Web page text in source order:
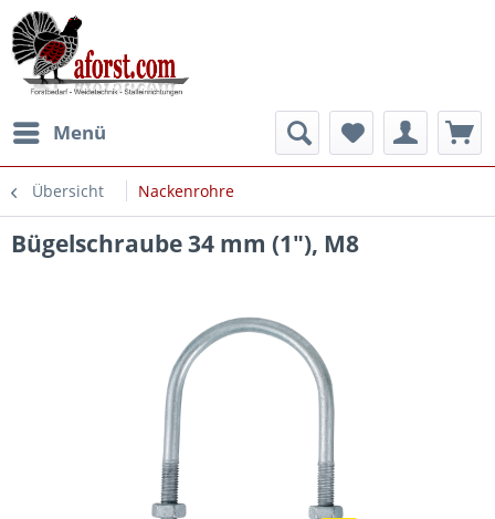
Menü
Übersicht Nackenrohre
Bügelschraube 34 mm (1"), M8